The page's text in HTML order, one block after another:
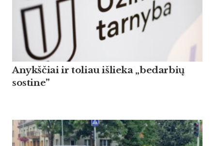
Anykščiai ir toliau išlieka „bedarbių
sostine”